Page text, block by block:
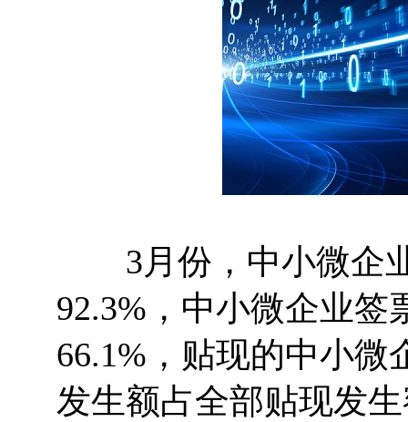
3月份，中小微企业
92.3%，中小微企业
66.1%，贴现的中小微
发生额占全部贴现发